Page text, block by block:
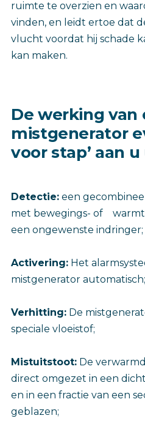
ruimte te overzien en
vinden, en leidt ertoe dat
vlucht voordat hij schade
kan maken.
De werking van
mistgenerator
voor stap’ aan
Detectie: een
met bewegings- of
een ongewenste indringer;
Activering: Het
mistgenerator automatisch;
Verhitting: De
speciale vloeistof;
Mistuitstoot: De
direct omgezet in een
en in een fractie van een
geblazen;